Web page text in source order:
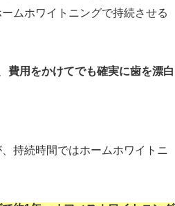
ムホワイトニングで持続させる
費用をかけてでも確実に歯を漂白
持続時間ではホームホワイトニ